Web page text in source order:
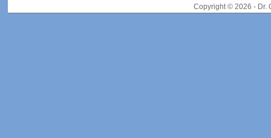
Copyright © 2026 - Dr.